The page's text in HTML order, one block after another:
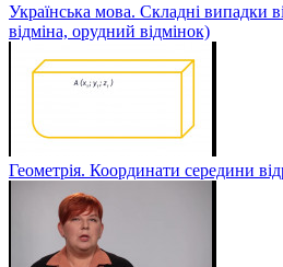
Українська мова. Складні випадки
відміна, орудний відмінок)
Геометрія. Координати середини